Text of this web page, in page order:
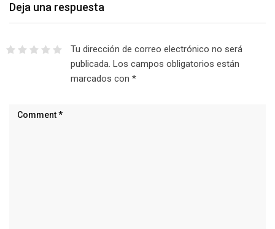
Deja una respuesta
Tu dirección de correo electrónico no será
publicada. Los campos obligatorios están
marcados con *